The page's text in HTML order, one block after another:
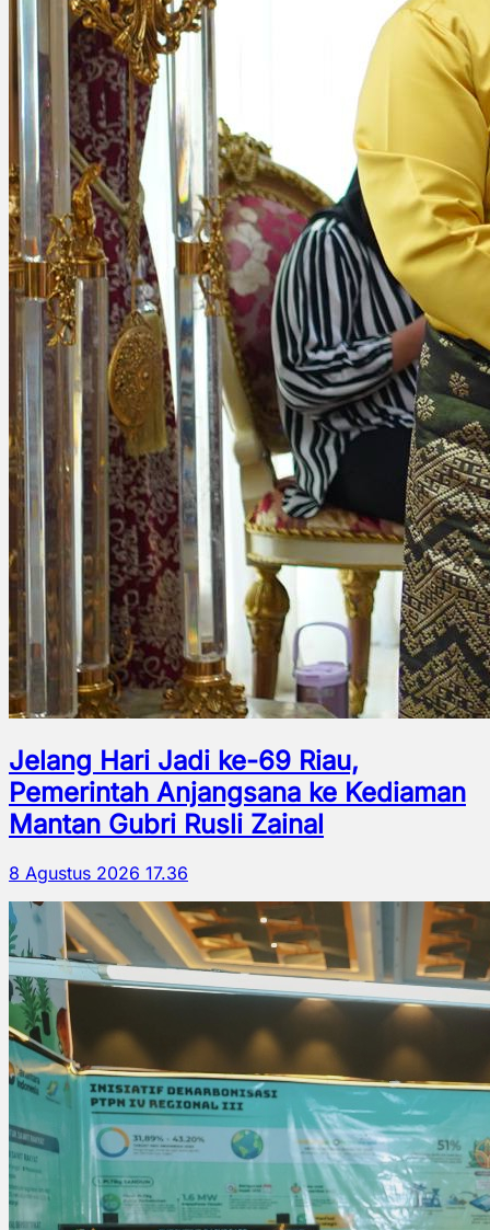
Jelang Hari Jadi ke-69 Riau,
Pemerintah Anjangsana ke Kediaman
Mantan Gubri Rusli Zainal
8 Agustus 2026 17.36